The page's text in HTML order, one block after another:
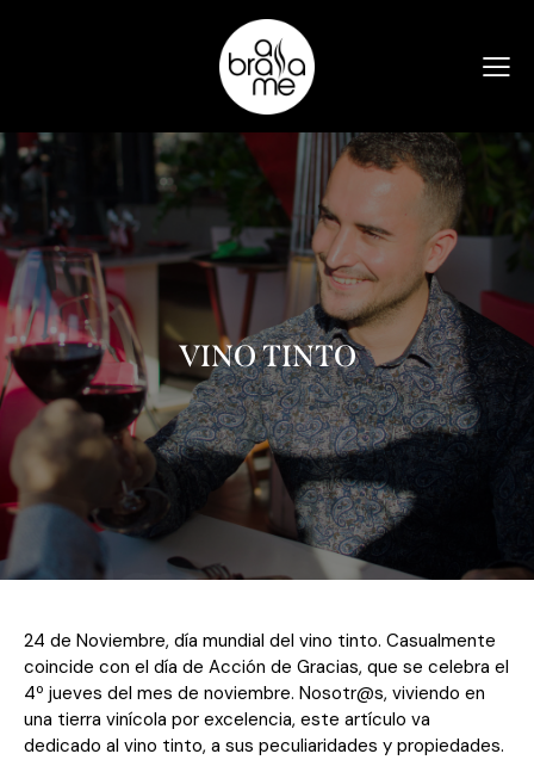
VINO TINTO
24 de Noviembre, día mundial del vino tinto. Casualmente
coincide con el día de Acción de Gracias, que se celebra el
4º jueves del mes de noviembre. Nosotr@s, viviendo en
una tierra vinícola por excelencia, este artículo va
dedicado al vino tinto, a sus peculiaridades y propiedades.